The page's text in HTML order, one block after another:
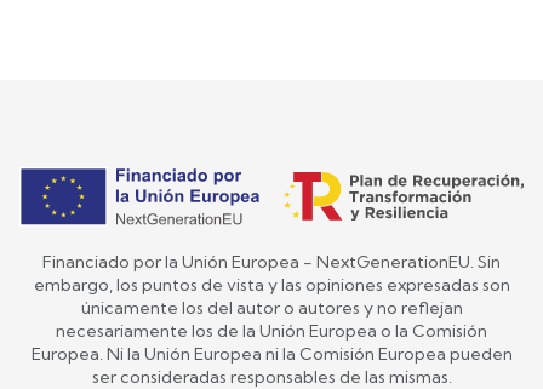
Financiado por la Unión Europea - NextGenerationEU. Sin
embargo, los puntos de vista y las opiniones expresadas son
únicamente los del autor o autores y no reflejan
necesariamente los de la Unión Europea o la Comisión
Europea. Ni la Unión Europea ni la Comisión Europea pueden
ser consideradas responsables de las mismas.